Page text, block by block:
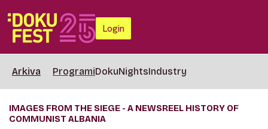
Login
Arkiva ProgramiDokuNightsIndustry
IMAGES FROM THE SIEGE - A NEWSREEL HISTORY OF
COMMUNIST ALBANIA